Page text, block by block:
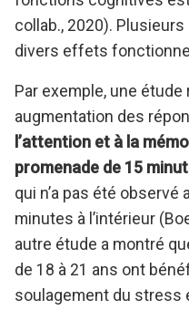
collab., 2020).
divers effets
Par exemple, une
augmentation des
l’attention et à la
promenade de 15
qui n’a pas été
minutes à l’intérieur
autre étude a montré
de 18 à 21 ans ont
soulagement du stress